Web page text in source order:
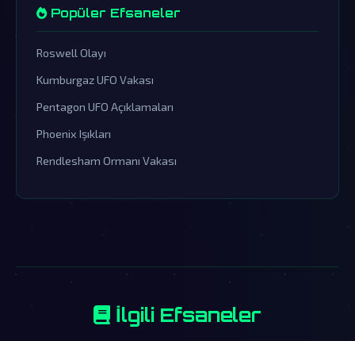
Popüler Efsaneler
Roswell Olayı
Kumburgaz UFO Vakası
Pentagon UFO Açıklamaları
Phoenix Işıkları
Rendlesham Ormanı Vakası
İlgili Efsaneler